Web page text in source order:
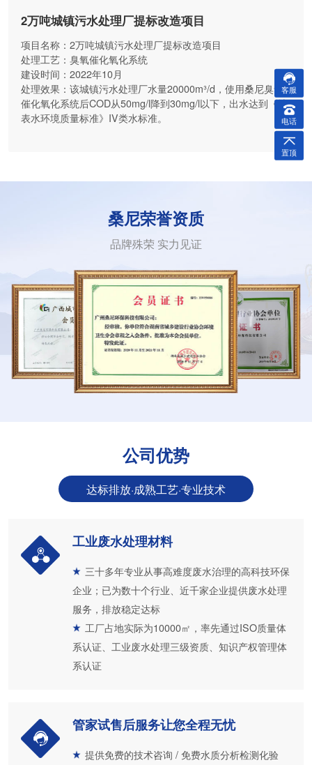
2万吨城镇污水处理厂提标改造项目
项目名称：2万吨城镇污水处理厂提标改造项目
处理工艺：臭氧催化氧化系统
建设时间：2022年10月
处理效果：该城镇污水处理厂水量20000m³/d，使用桑尼臭氧
催化氧化系统后COD从50mg/l降到30mg/l以下，出水达到《地
表水环境质量标准》IV类水标准。
桑尼荣誉资质
品牌殊荣 实力见证
公司优势
达标排放·成熟工艺·专业技术
工业废水处理材料
三十多年专业从事高难度废水治理的高科技环保
企业；已为数十个行业、近千家企业提供废水处理
服务，排放稳定达标
工厂占地实际为10000㎡，率先通过ISO质量体
系认证、工业废水处理三级资质、知识产权管理体
系认证
管家试售后服务让您全程无忧
提供免费的技术咨询 / 免费水质分析检测化验
客服
电话
置顶